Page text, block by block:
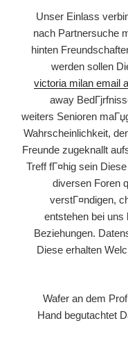
Unser Einlass
nach Partnersuche
hinten
werden sollen
victoria milan email
away
weiters Senioren
Wahrscheinlichkeit,
Freunde zugeknallt
Treff fГ¤hig sein
diversen Foren
verstГ¤ndigen,
entstehen bei uns
Beziehungen.
Diese erhalten
Wafer an dem
Hand begutachtet